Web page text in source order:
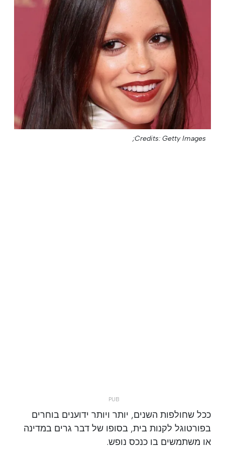
Credits: Getty Images;
ככל שחולפות השנים, יותר ויותר ידוענים בוחרים
בפורטוגל לקנות בית, בסופו של דבר גרים במדינה
או משתמשים בו כנכס נופש.